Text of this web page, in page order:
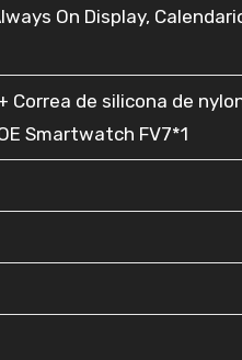
On Display,
Correa de silicona de
Smartwatch FV7*1